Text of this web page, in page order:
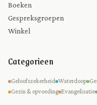
Boeken
Gespreksgroepen
Winkel
Categorieen
Geloofszekerheid Waterdoop
Gezin & opvoeding Evangelisatie